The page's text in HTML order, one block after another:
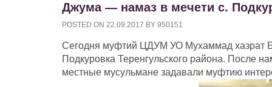
Джума — намаз в мечети с.
POSTED ON 22.09.2017 BY 950151
Сегодня муфтий ЦДУМ УО Мухаммад хазрат
Подкуровка Теренгульского района. После
местные мусульмане задавали муфтию